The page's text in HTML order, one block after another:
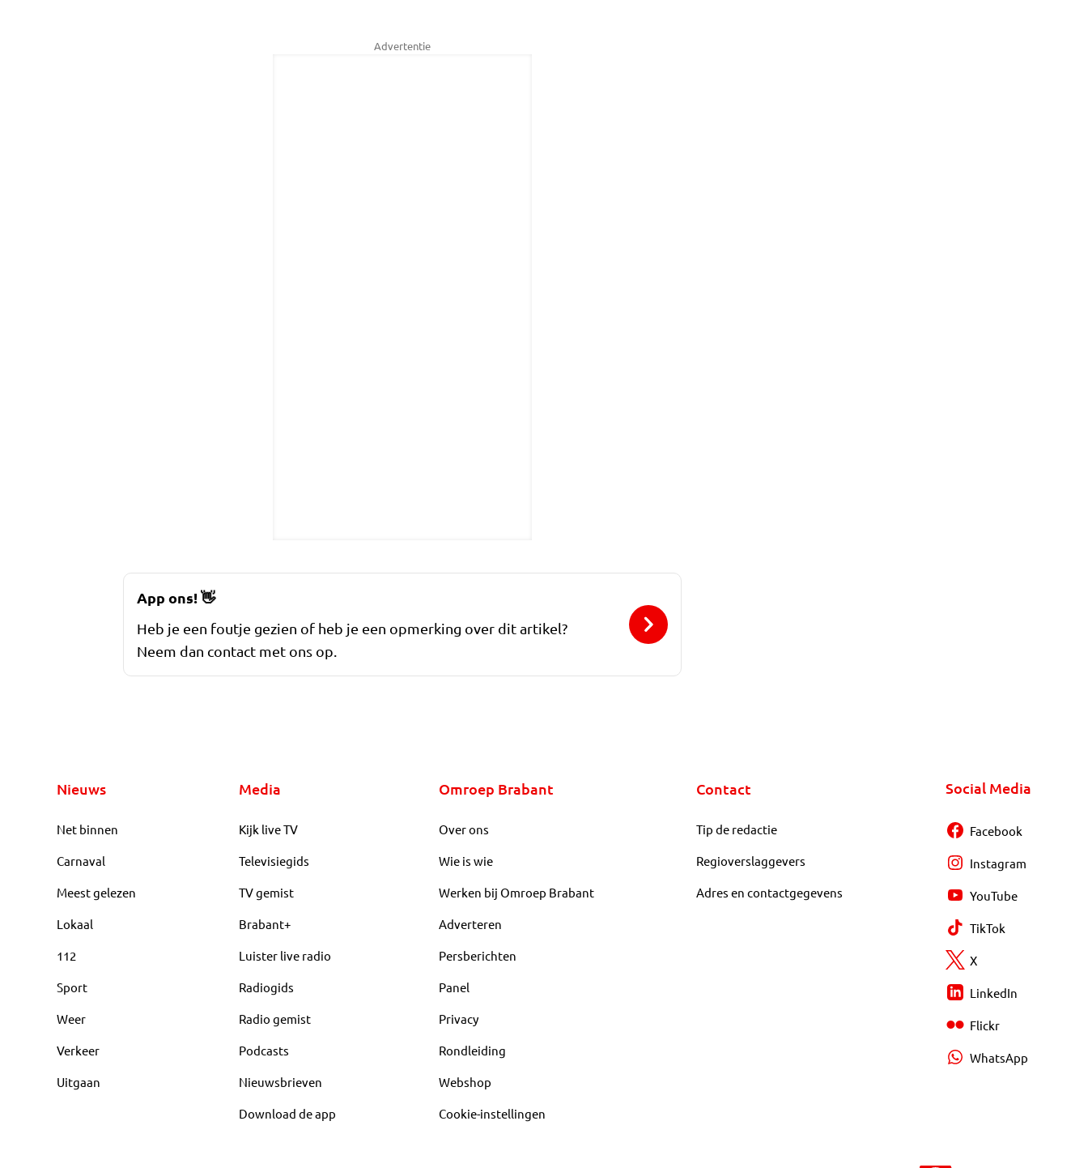
Advertentie
App ons!👋
Heb je een foutje gezien of heb je een opmerking over dit artikel?
Neem dan contact met ons op.
Nieuws
Net binnen
Carnaval
Meest gelezen
Lokaal
112
Sport
Weer
Verkeer
Uitgaan
Media
Kijk live TV
Televisiegids
TV gemist
Brabant+
Luister live radio
Radiogids
Radio gemist
Podcasts
Nieuwsbrieven
Download de app
Omroep Brabant
Over ons
Wie is wie
Werken bij Omroep Brabant
Adverteren
Persberichten
Panel
Privacy
Rondleiding
Webshop
Cookie-instellingen
Contact
Tip de redactie
Regioverslaggevers
Adres en contactgegevens
Social Media
Facebook
Instagram
YouTube
TikTok
X
LinkedIn
Flickr
WhatsApp